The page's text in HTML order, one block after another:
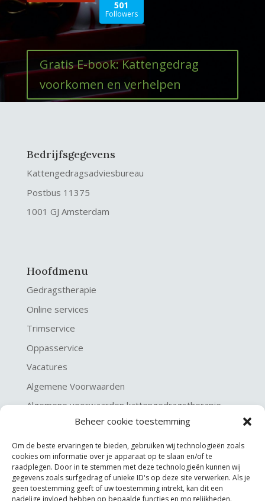
Beheer cookie toestemming
Om de beste ervaringen te bieden, gebruiken wij technologieën zoals
cookies om informatie over je apparaat op te slaan en/of te
raadplegen. Door in te stemmen met deze technologieën kunnen wij
gegevens zoals surfgedrag of unieke ID's op deze site verwerken. Als je
geen toestemming geeft of uw toestemming intrekt, kan dit een
nadelige invloed hebben op bepaalde functies en mogelijkheden.
501
Followers
Gratis E-book: Kattengedrag
voorkomen en verhelpen
Bedrijfsgegevens
Kattengedragsadviesbureau
Postbus 11375
1001 GJ Amsterdam
Hoofdmenu
Gedragstherapie
Online services
Trimservice
Oppasservice
Vacatures
Algemene Voorwaarden
Algemene voorwaarden kattengedragstherapie
Privacy verklaring
Disclaimer & Copyright